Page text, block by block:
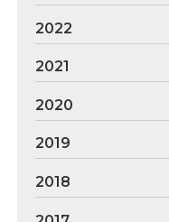
2022
2021
2020
2019
2018